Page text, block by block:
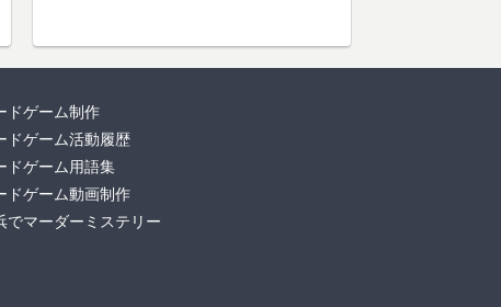
ドゲーム制作
ドゲーム活動履歴
ドゲーム用語集
ドゲーム動画制作
でマーダーミステリー